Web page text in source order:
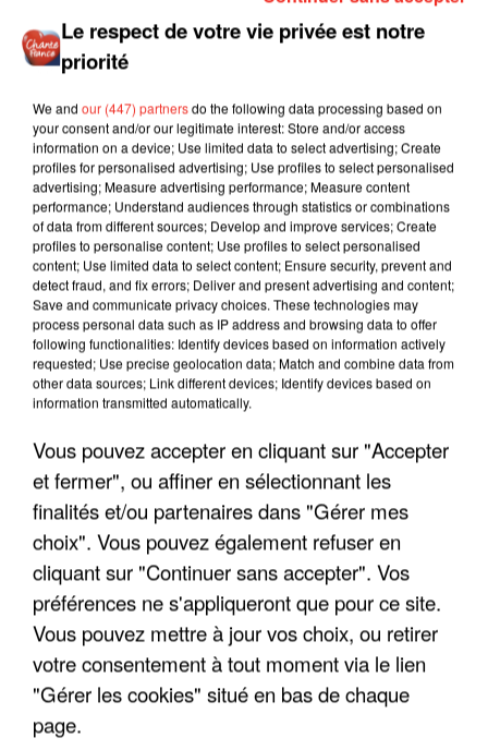
Le respect de votre vie privée est notre
priorité
We and our (447) partnersdo the following data processing based on
your consent and/or our legitimate interest: Store and/or access
information on a device; Use limited data to select advertising; Create
profiles for personalised advertising; Use profiles to select personalised
advertising; Measure advertising performance; Measure content
performance; Understand audiences through statistics or combinations
of data from different sources; Develop and improve services; Create
profiles to personalise content; Use profiles to select personalised
content; Use limited data to select content; Ensure security, prevent and
detect fraud, and fix errors; Deliver and present advertising and content;
Save and communicate privacy choices. These technologies may
process personal data such as IP address and browsing data to offer
following functionalities: Identify devices based on information actively
requested; Use precise geolocation data; Match and combine data from
other data sources; Link different devices; Identify devices based on
information transmitted automatically.
Vous pouvez accepter en cliquant sur "Accepter
et fermer", ou affiner en sélectionnant les
finalités et/ou partenaires dans "Gérer mes
choix". Vous pouvez également refuser en
cliquant sur "Continuer sans accepter". Vos
préférences ne s'appliqueront que pour ce site.
Vous pouvez mettre à jour vos choix, ou retirer
votre consentement à tout moment via le lien
"Gérer les cookies" situé en bas de chaque
page.